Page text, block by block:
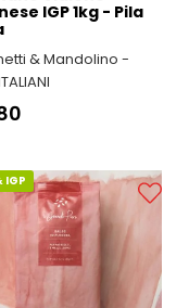
IGP 1kg - Pila
& Mandolino -
IGP